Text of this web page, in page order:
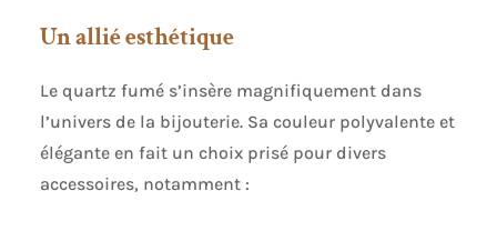
Un allié esthétique
Le quartz fumé s’insère magnifiquement dans
l’univers de la bijouterie. Sa couleur polyvalente et
élégante en fait un choix prisé pour divers
accessoires, notamment :